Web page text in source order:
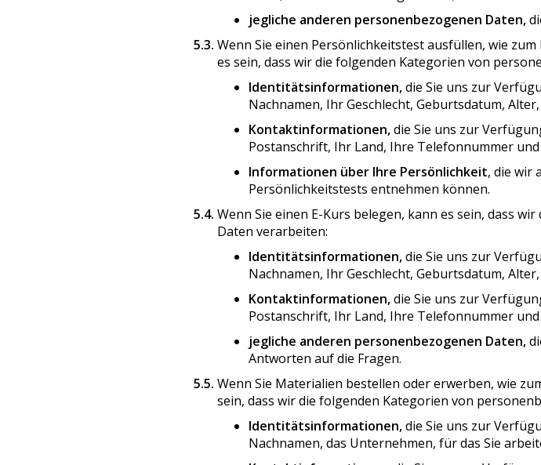
jegliche anderen personenbezogenen Daten,
5.3. Wenn Sie einen Persönlichkeitstest ausfüllen, wie
es sein, dass wir die folgenden Kategorien von
Identitätsinformationen,die Sie uns zur
Nachnamen, Ihr Geschlecht, Geburtsdatum,
Kontaktinformationen,die Sie uns zur
Postanschrift, Ihr Land, Ihre Telefonnummer
Informationen über Ihre Persönlichkeit, die wir
Persönlichkeitstests entnehmen können.
5.4. Wenn Sie einen E-Kurs belegen, kann es sein, dass
Daten verarbeiten:
Identitätsinformationen,die Sie uns zur
Nachnamen, Ihr Geschlecht, Geburtsdatum,
Kontaktinformationen,die Sie uns zur
Postanschrift, Ihr Land, Ihre Telefonnummer
jegliche anderen personenbezogenen Daten,
Antworten auf die Fragen.
5.5. Wenn Sie Materialien bestellen oder erwerben, wie
sein, dass wir die folgenden Kategorien von
Identitätsinformationen,die Sie uns zur
Nachnamen, das Unternehmen, für das Sie